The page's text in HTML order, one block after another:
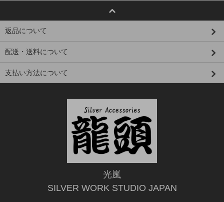
返品について
配送・送料について
支払い方法について
光嵐
SILVER WORK STUDIO JAPAN